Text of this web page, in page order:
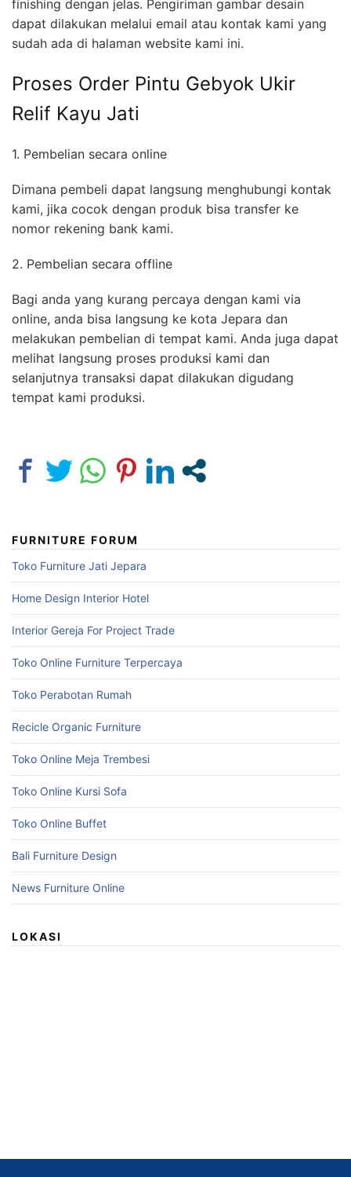
finishing dengan jelas. Pengiriman gambar desain
dapat dilakukan melalui email atau kontak kami yang
sudah ada di halaman website kami ini.
Proses Order Pintu Gebyok Ukir
Relif Kayu Jati
1. Pembelian secara online
Dimana pembeli dapat langsung menghubungi kontak
kami, jika cocok dengan produk bisa transfer ke
nomor rekening bank kami.
2. Pembelian secara offline
Bagi anda yang kurang percaya dengan kami via
online, anda bisa langsung ke kota Jepara dan
melakukan pembelian di tempat kami. Anda juga dapat
melihat langsung proses produksi kami dan
selanjutnya transaksi dapat dilakukan digudang
tempat kami produksi.
FURNITURE FORUM
Toko Furniture Jati Jepara
Home Design Interior Hotel
Interior Gereja For Project Trade
Toko Online Furniture Terpercaya
Toko Perabotan Rumah
Recicle Organic Furniture
Toko Online Meja Trembesi
Toko Online Kursi Sofa
Toko Online Buffet
Bali Furniture Design
News Furniture Online
LOKASI